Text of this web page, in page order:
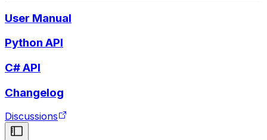
User Manual
Python API
C# API
Changelog
Discussions